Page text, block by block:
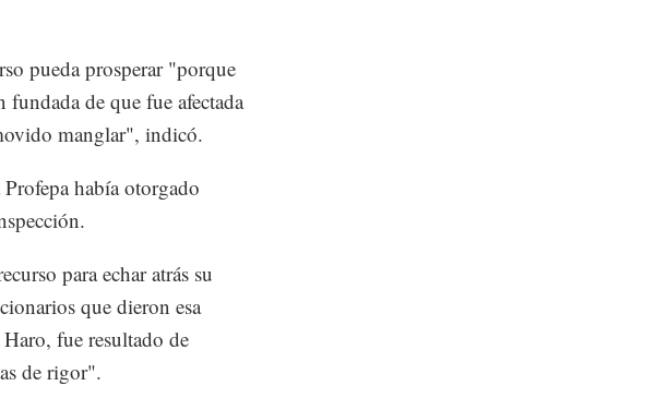
pueda prosperar "porque
fundada de que fue afectada
manglar", indicó.
había otorgado
para echar atrás su
que dieron esa
fue resultado de
de rigor".